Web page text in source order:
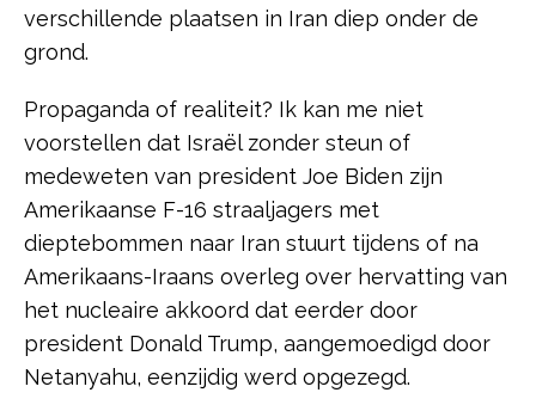
verschillende plaatsen in Iran diep onder de
grond.
Propaganda of realiteit? Ik kan me niet
voorstellen dat Israël zonder steun of
medeweten van president Joe Biden zijn
Amerikaanse F-16 straaljagers met
dieptebommen naar Iran stuurt tijdens of na
Amerikaans-Iraans overleg over hervatting van
het nucleaire akkoord dat eerder door
president Donald Trump, aangemoedigd door
Netanyahu, eenzijdig werd opgezegd.